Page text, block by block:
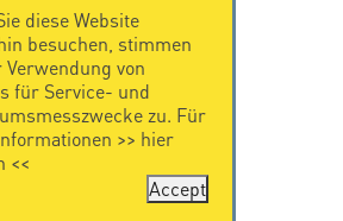
diese Website
besuchen, stimmen
Verwendung von
für Service- und
zu. Für
>> hier
<<
Accept